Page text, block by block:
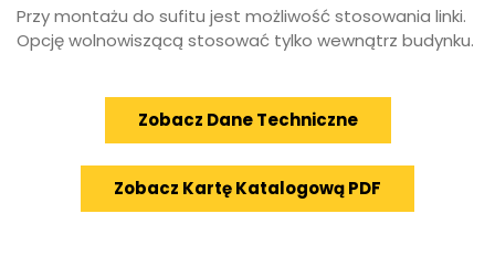
Przy montażu do sufitu jest możliwość stosowania linki.
Opcję wolnowiszącą stosować tylko wewnątrz budynku.
Zobacz Dane Techniczne
Zobacz Kartę Katalogową PDF